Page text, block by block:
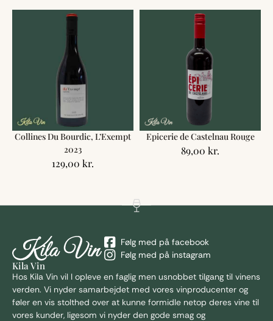
Collines Du Bourdic, L’Exempt
2023
129,00 kr.
Epicerie de Castelnau Rouge
89,00 kr.
Følg med på facebook
Følg med på instagram
Kila Vin
Hos Kila Vin vil I opleve en faglig men usnobbet tilgang til vinens
verden. Vi nyder samarbejdet med vores vinproducenter og
føler en vis stolthed over at kunne formidle netop deres vine til
vores kunder, ligesom vi nyder den gode smag og